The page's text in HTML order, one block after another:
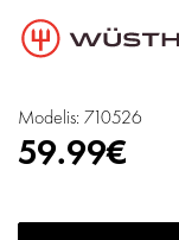
Modelis: 710526
59.99€